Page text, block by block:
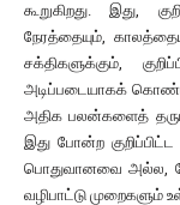
கூறுகிறது. இது,
நேரத்தையும்,
சக்திகளுக்கும்,
அடிப்படையாகக்
அதிக பலன்களைத் தரும்
இது போன்ற
பொதுவானவை அல்ல,
வழிபாட்டு முறைகளும்